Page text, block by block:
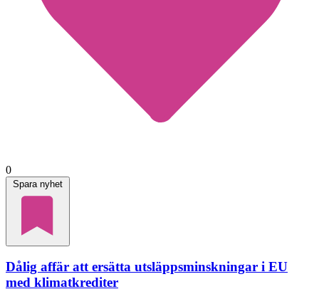
0
Spara nyhet
Dålig affär att ersätta utsläppsminskningar i EU
med klimatkrediter